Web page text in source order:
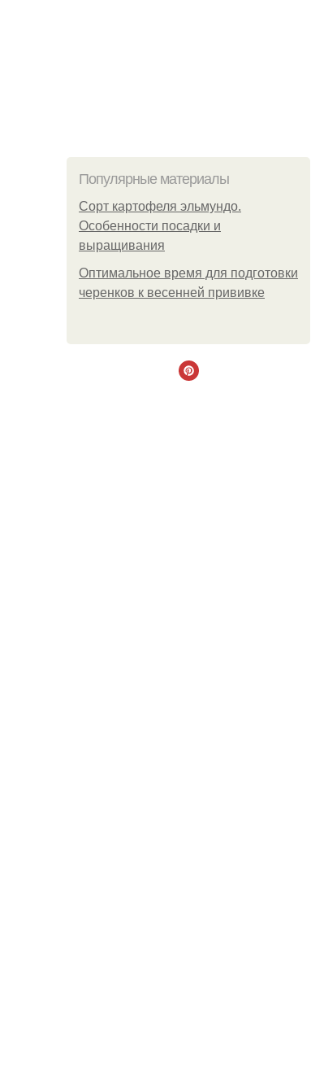
Популярные материалы
Сорт картофеля эльмундо.
Особенности посадки и
выращивания
Оптимальное время для подготовки
черенков к весенней прививке